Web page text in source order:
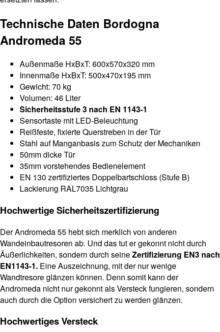
Technische Daten Bordogna
Andromeda 55
Außenmaße HxBxT: 600x570x320 mm
Innenmaße HxBxT: 500x470x195 mm
Gewicht: 70 kg
Volumen: 46 Liter
Sicherheitsstufe 3 nach EN 1143-1
Sensortaste mit LED-Beleuchtung
Reißfeste, fixierte Querstreben in der Tür
Stahl auf Manganbasis zum Schutz der Mechaniken
50mm dicke Tür
35mm vorstehendes Bedienelement
EN 130 zertifiziertes Doppelbartschloss (Stufe B)
Lackierung RAL7035 Lichtgrau
Hochwertige Sicherheitszertifizierung
Der Andromeda 55 hebt sich merklich von anderen
Wandeinbautresoren ab. Und das tut er gekonnt nicht durch
Äußerlichkeiten, sondern durch seineZertifizierung EN3 nach
EN1143-1. Eine Auszeichnung, mit der nur wenige
Wandtresore glänzen können. Denn somit kann der
Andromeda nicht nur gekonnt als Versteck fungieren, sondern
auch durch die Option versichert zu werden glänzen.
Hochwertiges Versteck